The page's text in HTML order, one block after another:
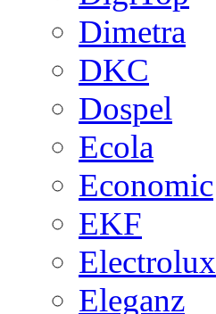
Dimetra
DKC
Dospel
Ecola
Economic
EKF
Electrolux
Eleganz